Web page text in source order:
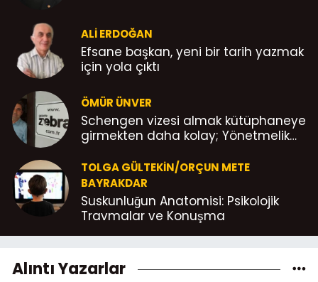
ALI ERDOĞAN
Efsane başkan, yeni bir tarih yazmak
için yola çıktı
ÖMÜR ÜNVER
Schengen vizesi almak kütüphaneye
girmekten daha kolay; Yönetmelik
TOLGA GÜLTEKIN/ORÇUN METE
BAYRAKDAR
Suskunluğun Anatomisi: Psikolojik
Travmalar ve Konuşma
Alıntı Yazarlar